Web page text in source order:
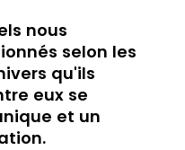
nous
selon les
qu'ils
eux se
et un